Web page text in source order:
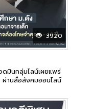
3920
มินกลุ่มไลน์เผยแพร่
ผ่านสื่อสังคมออนไลน์